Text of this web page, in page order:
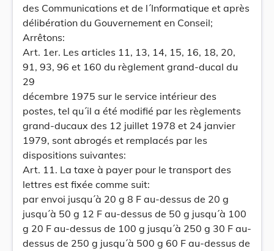
des Communications et de l´Informatique et après
délibération du Gouvernement en Conseil;
Arrêtons:
Art. 1er. Les articles 11, 13, 14, 15, 16, 18, 20,
91, 93, 96 et 160 du règlement grand-ducal du
29
décembre 1975 sur le service intérieur des
postes, tel qu´il a été modifié par les règlements
grand-ducaux des 12 juillet 1978 et 24 janvier
1979, sont abrogés et remplacés par les
dispositions suivantes:
Art. 11. La taxe à payer pour le transport des
lettres est fixée comme suit:
par envoi jusqu´à 20 g 8 F au-dessus de 20 g
jusqu´à 50 g 12 F au-dessus de 50 g jusqu´à 100
g 20 F au-dessus de 100 g jusqu´à 250 g 30 F au-
dessus de 250 g jusqu´à 500 g 60 F au-dessus de